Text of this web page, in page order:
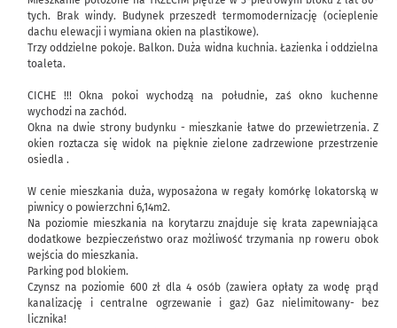
tych. Brak windy. Budynek przeszedł termomodernizację (ocieplenie
dachu elewacji i wymiana okien na plastikowe).
Trzy oddzielne pokoje. Balkon. Duża widna kuchnia. Łazienka i oddzielna
toaleta.
CICHE !!! Okna pokoi wychodzą na południe, zaś okno kuchenne
wychodzi na zachód.
Okna na dwie strony budynku - mieszkanie łatwe do przewietrzenia. Z
okien roztacza się widok na pięknie zielone zadrzewione przestrzenie
osiedla .
W cenie mieszkania duża, wyposażona w regały komórkę lokatorską w
piwnicy o powierzchni 6,14m2.
Na poziomie mieszkania na korytarzu znajduje się krata zapewniająca
dodatkowe bezpieczeństwo oraz możliwość trzymania np roweru obok
wejścia do mieszkania.
Parking pod blokiem.
Czynsz na poziomie 600 zł dla 4 osób (zawiera opłaty za wodę prąd
kanalizację i centralne ogrzewanie i gaz) Gaz nielimitowany- bez
licznika!